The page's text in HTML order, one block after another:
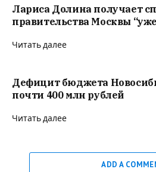
Лариса Долина получает
правительства Москвы
Читать далее
Дефицит бюджета
почти 400 млн рублей
Читать далее
ADD A